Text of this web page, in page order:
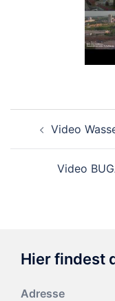
Video
Video
Hier findest
Adresse